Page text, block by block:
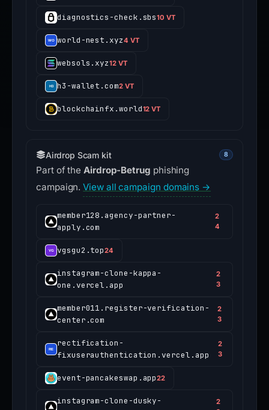
diagnostics-check.sbs10 VT
world-nest.xyz4 VT
websols.xyz12 VT
h3-wallet.com2 VT
blockchainfx.world12 VT
Airdrop Scam kit 8
Part of theAirdrop-Betrug phishing
campaign.View all campaign domains →
member128.agency-partner-
apply.com
2
4
vgsgu2.top24
instagram-clone-kappa-
one.vercel.app
2
3
member011.register-verification-
center.com
2
3
rectification-
fixuserauthentication.vercel.app
2
3
event-pancakeswap.app22
instagram-clone-dusky-
2